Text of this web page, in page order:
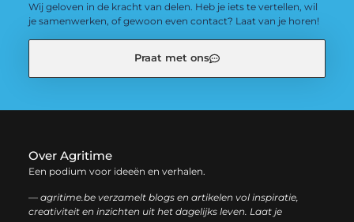
Wij geloven in de kracht van delen. Heb je iets te vertellen, wil
je samenwerken, of gewoon even contact? Laat van je horen!
Praat met ons
Over Agritime
Een podium voor ideeën en verhalen.
— agritime.be verzamelt blogs en artikelen vol inspiratie,
creativiteit en inzichten uit het dagelijks leven. Laat je